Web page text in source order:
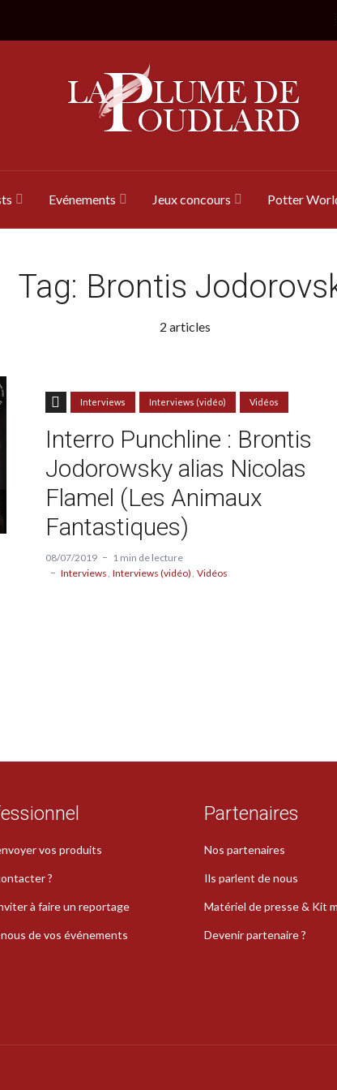
Evénements Jeux concours Potter
Tag: Brontis
2 articles
Interviews Interviews (vidéo) Vidéos
Interro Punchline : Brontis
Jodorowsky alias Nicolas
Flamel (Les Animaux
Fantastiques)
08/07/2019
1 min de lecture
Interviews Interviews (vidéo) Vidéos
vos produits
?
à faire un reportage
de vos événements
Partenaires
Nos partenaires
Ils parlent de nous
Matériel de presse & Kit
Devenir partenaire ?